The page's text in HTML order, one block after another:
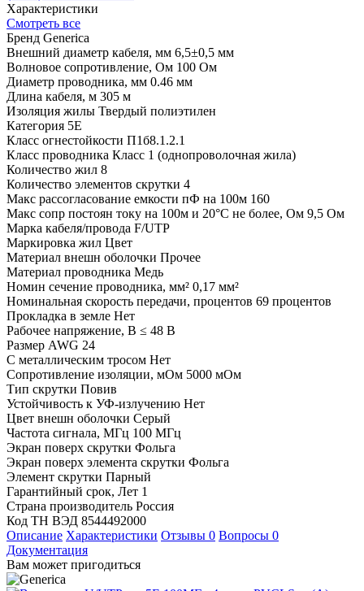
Характеристики
Смотреть все
Бренд Generica
Внешний диаметр кабеля, мм 6,5±0,5 мм
Волновое сопротивление, Ом 100 Ом
Диаметр проводника, мм 0.46 мм
Длина кабеля, м 305 м
Изоляция жилы Твердый полиэтилен
Категория 5E
Класс огнестойкости П1б8.1.2.1
Класс проводника Класс 1 (однопроволочная жила)
Количество жил 8
Количество элементов скрутки 4
Макс рассогласование емкости пФ на 100м 160
Макс сопр постоян току на 100м и 20°С не более, Ом 9,5 Ом
Марка кабеля/провода F/UTP
Маркировка жил Цвет
Материал внешн оболочки Прочее
Материал проводника Медь
Номин сечение проводника, мм² 0,17 мм²
Номинальная скорость передачи, процентов 69 процентов
Прокладка в земле Нет
Рабочее напряжение, В ≤ 48 В
Размер AWG 24
С металлическим тросом Нет
Сопротивление изоляции, мОм 5000 мОм
Тип скрутки Повив
Устойчивость к УФ-излучению Нет
Цвет внешн оболочки Серый
Частота сигнала, МГц 100 МГц
Экран поверх скрутки Фольга
Экран поверх элемента скрутки Фольга
Элемент скрутки Парный
Гарантийный срок, Лет 1
Страна производитель Россия
Код ТН ВЭД 8544492000
Описание Характеристики Отзывы 0 Вопросы 0
Документация
Вам может пригодиться